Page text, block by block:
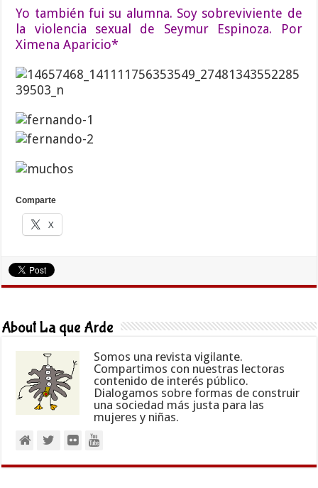
Yo también fui su alumna. Soy sobreviviente de
la violencia sexual de Seymur Espinoza. Por
Ximena Aparicio*
Comparte
X
About La que Arde
Somos una revista vigilante.
Compartimos con nuestras lectoras
contenido de interés público.
Dialogamos sobre formas de construir
una sociedad más justa para las
mujeres y niñas.